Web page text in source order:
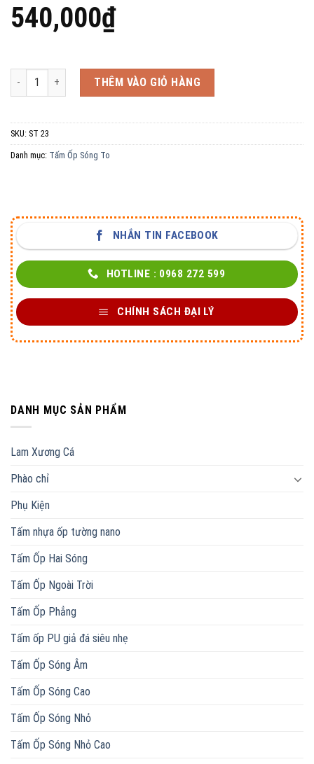
540,000₫
Tấm Ốp Sóng To ST 23 số lượngTHÊM VÀO GIỎ HÀNG
SKU: ST 23
Danh mục: Tấm Ốp Sóng To
NHẮN TIN FACEBOOK
HOTLINE : 0968 272 599
CHÍNH SÁCH ĐẠI LÝ
DANH MỤC SẢN PHẨM
Lam Xương Cá
Phào chỉ
Phụ Kiện
Tấm nhựa ốp tường nano
Tấm Ốp Hai Sóng
Tấm Ốp Ngoài Trời
Tấm Ốp Phẳng
Tấm ốp PU giả đá siêu nhẹ
Tấm Ốp Sóng Âm
Tấm Ốp Sóng Cao
Tấm Ốp Sóng Nhỏ
Tấm Ốp Sóng Nhỏ Cao